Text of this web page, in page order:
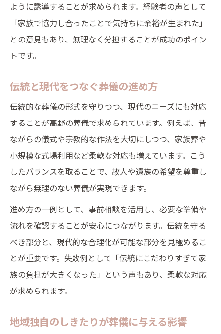
ように誘導することが求められます。経験者の声として
「家族で協力し合ったことで気持ちに余裕が生まれた」
との意見もあり、無理なく分担することが成功のポイン
トです。
伝統と現代をつなぐ葬儀の進め方
伝統的な葬儀の形式を守りつつ、現代のニーズにも対応
することが高野の葬儀で求められています。例えば、昔
ながらの儀式や宗教的な作法を大切にしつつ、家族葬や
小規模な式場利用など柔軟な対応も増えています。こう
したバランスを取ることで、故人や遺族の希望を尊重し
ながら無理のない葬儀が実現できます。
進め方の一例として、事前相談を活用し、必要な準備や
流れを確認することが安心につながります。伝統を守る
べき部分と、現代的な合理化が可能な部分を見極めるこ
とが重要です。失敗例として「伝統にこだわりすぎて家
族の負担が大きくなった」という声もあり、柔軟な対応
が求められます。
地域独自のしきたりが葬儀に与える影響